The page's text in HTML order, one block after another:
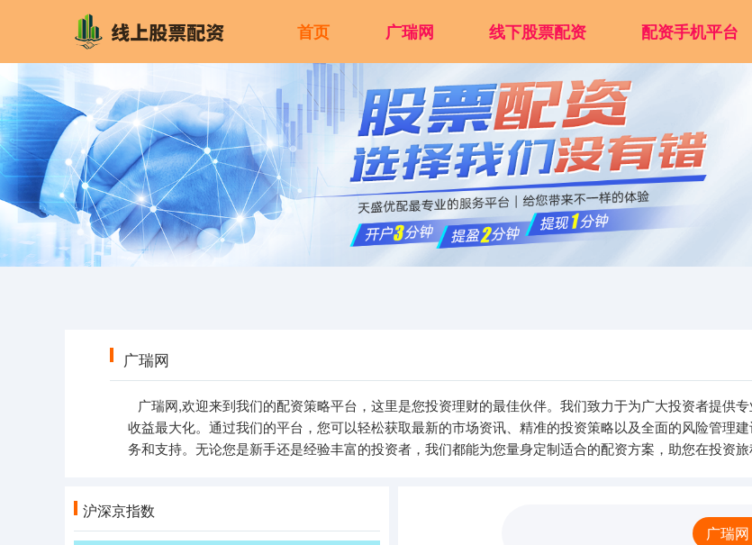
首页 广瑞网 线下股票配资 配资手机平台
广瑞网
广瑞网,欢迎来到我们的配资策略平台，这里是您投资理财的最佳伙伴。我们致力于为广大投资者提供
收益最大化。通过我们的平台，您可以轻松获取最新的市场资讯、精准的投资策略以及全面的风险管理
务和支持。无论您是新手还是经验丰富的投资者，我们都能为您量身定制适合的配资方案，助您在投资
广瑞
沪深京指数